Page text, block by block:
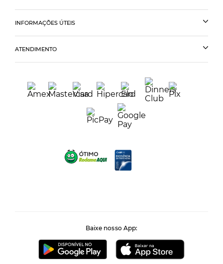
INFORMAÇÕES ÚTEIS
ATENDIMENTO
Baixe nosso App: